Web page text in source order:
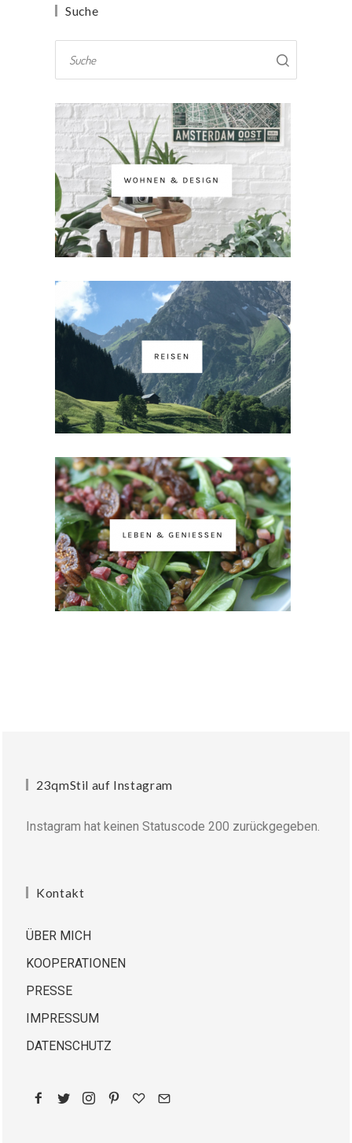
Suche
23qmStil auf Instagram
Instagram hat keinen Statuscode 200 zurückgegeben.
Kontakt
ÜBER MICH
KOOPERATIONEN
PRESSE
IMPRESSUM
DATENSCHUTZ